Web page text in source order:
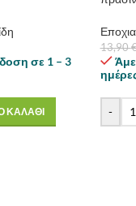
σε 1 – 3
ΚΑΛΑΘΙ
13,90
-